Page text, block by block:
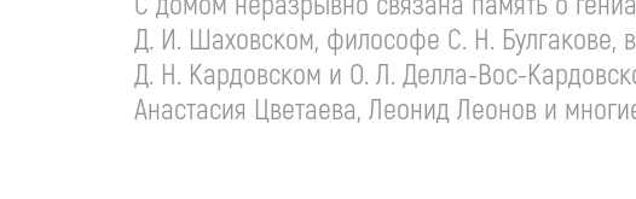
Д. И. Шаховском, философе С. Н. Булгакове,
Д. Н. Кардовском и О. Л. Делла-Вос-
Анастасия Цветаева, Леонид Леонов и